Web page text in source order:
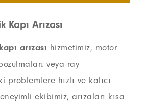
Kapı Arızası
arızası hizmetimiz, motor
veya ray
problemlere hızlı ve kalıcı
ekibimiz, arızaları kısa